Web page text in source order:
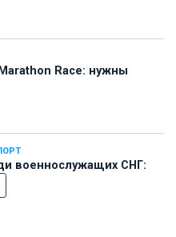
Race: нужны
военнослужащих СНГ: